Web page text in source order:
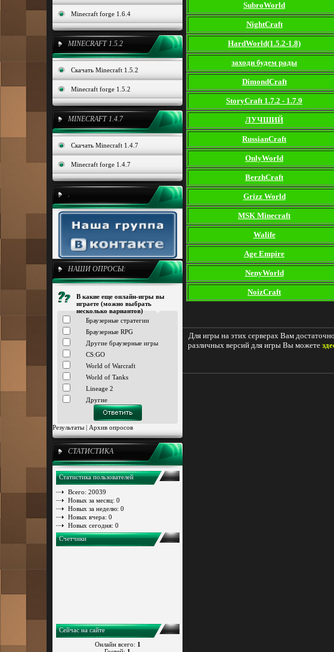
Minecraft forge 1.6.4
MINECRAFT 1.5.2
Скачать Minecraft 1.5.2
Minecraft forge 1.5.2
MINECRAFT 1.4.7
Скачать Minecraft 1.4.7
Minecraft forge 1.4.7
.
НАШИ ОПРОСЫ:
В какие еще онлайн-игры вы
играете (можно выбрать
несколько вариантов)
Браузерные стратегии
Браузерные RPG
Другие браузерные игры
CS:GO
World of Warcraft
World of Tanks
Lineage 2
Другие
Результаты | Архив опросов
СТАТИСТИКА
Статистика пользователей
Всего: 20039
Новых за месяц: 0
Новых за неделю: 0
Новых вчера: 0
Новых сегодня: 0
Счетчики
Сейчас на сайте
Онлайн всего: 1
SubroWorld
NightCraft
HardWorld(1.5.2-1.8)
заходи будем рады
DimondCraft
StoryCraft 1.7.2 - 1.7.9
ЛУЧШИЙ
RussianCraft
OnlyWorld
BerzhCraft
Grizz World
MSK Minecraft
Walife
Age Empire
NenyWorld
NoizCraft
Для игры на этих серверах Вам
различных версий для игры Вы можете